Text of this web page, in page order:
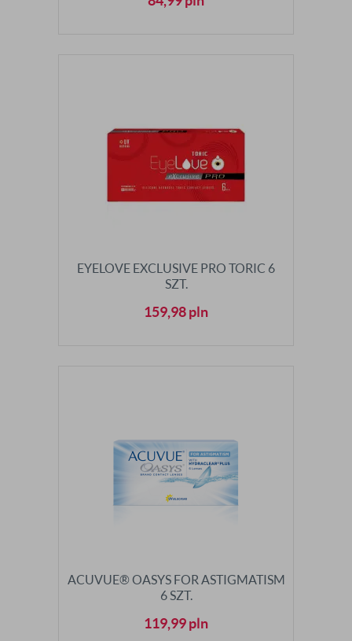
EYELOVE EXCLUSIVE PRO TORIC 6
SZT.
159,98pln
ACUVUE® OASYS FOR ASTIGMATISM
6 SZT.
119,99pln